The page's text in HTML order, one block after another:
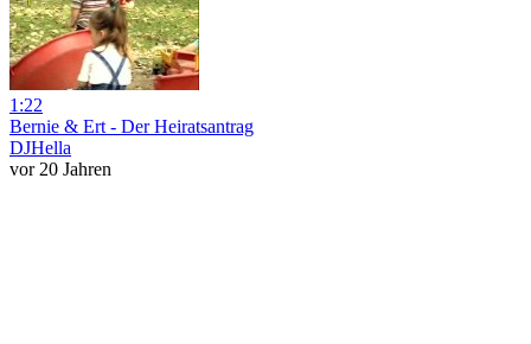
1:22
Bernie & Ert - Der Heiratsantrag
DJHella
vor 20 Jahren